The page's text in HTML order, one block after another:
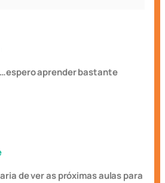
aprender bastante
de ver as próximas aulas para